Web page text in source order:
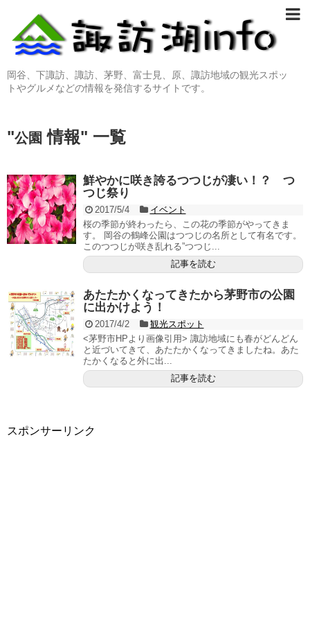
岡谷、下諏訪、諏訪、茅野、富士見、原、諏訪地域の観光スポッ
トやグルメなどの情報を発信するサイトです。
公園
鮮やかに咲き誇るつつじが凄い！？ つ
つじ祭り
2017/5/4
イベント
桜の季節が終わったら、この花の季節がやってきま
す。 岡谷の鶴峰公園はつつじの名所として有名です。
このつつじが咲き乱れる”つつじ...
記事を読む
あたたかくなってきたから茅野市の公園
に出かけよう！
2017/4/2
観光スポット
<茅野市HPより画像引用> 諏訪地域にも春がどんどん
と近づいてきて、あたたかくなってきましたね。あた
たかくなると外に出...
記事を読む
スポンサーリンク